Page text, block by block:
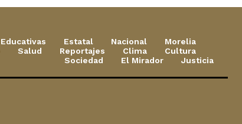
Educativas Estatal Nacional
Morelia
Salud Reportajes Clima
Cultura
Sociedad
El Mirador Justicia